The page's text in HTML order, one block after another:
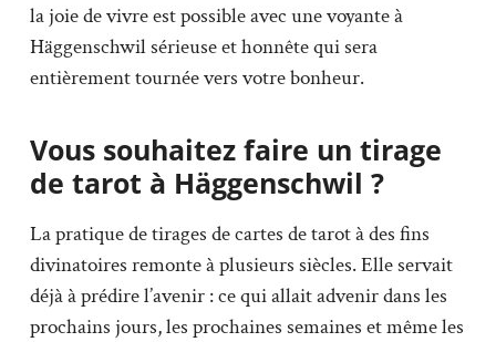
la joie de vivre est possible avec une voyante à
Häggenschwil sérieuse et honnête qui sera
entièrement tournée vers votre bonheur.
Vous souhaitez faire un tirage
de tarot à Häggenschwil ?
La pratique de tirages de cartes de tarot à des fins
divinatoires remonte à plusieurs siècles. Elle servait
déjà à prédire l’avenir : ce qui allait advenir dans les
prochains jours, les prochaines semaines et même les